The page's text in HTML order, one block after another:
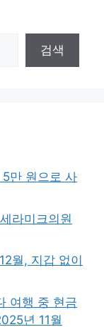
검색
만 원으로 사
라미크의원
월, 지갑 없이
여행 중 현금
년 11월